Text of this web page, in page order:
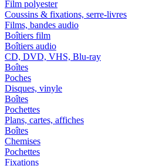
Film polyester
Coussins & fixations, serre-livres
Films, bandes audio
Boîtiers film
Boîtiers audio
CD, DVD, VHS, Blu-ray
Boîtes
Poches
Disques, vinyle
Boîtes
Pochettes
Plans, cartes, affiches
Boîtes
Chemises
Pochettes
Fixations